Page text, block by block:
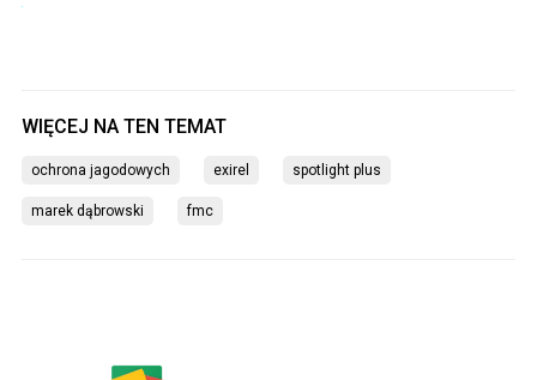
ochrona jagodowych exirel spotlight plus
marek dąbrowski fmc